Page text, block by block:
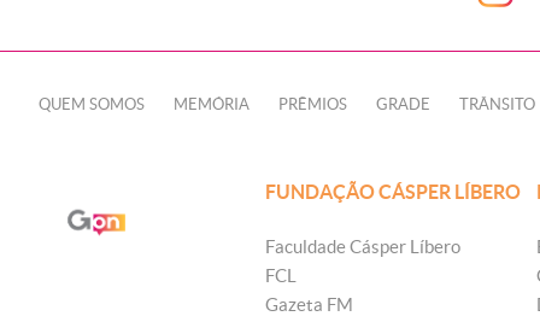
QUEM SOMOS MEMÓRIA PRÊMIOS GRADE TRÂNSITO
FUNDAÇÃO CÁSPER LÍBERO
Faculdade Cásper Líbero
FCL
Gazeta FM